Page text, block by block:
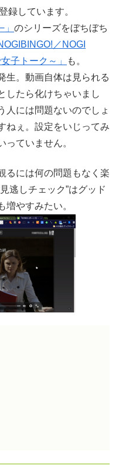
録しています。
のシリーズをぼちぼち
／NOGI
子トーク～」
も。
生。動画自体は見られる
したら化けちゃいまし
人には問題ないのでしょ
ねぇ。設定をいじってみ
っていません。
るには何の問題もなく楽
逃しチェック”はグッド
増やすみたい。